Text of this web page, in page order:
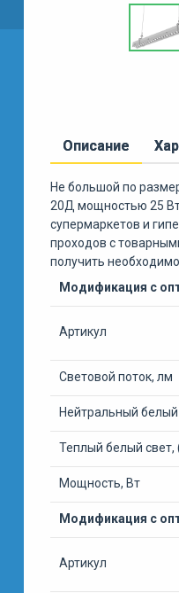
Описание
Не большой по
20Д мощностью 25
супермаркетов и
проходов с
получить
Модификация с
Артикул
Световой поток, лм
Нейтральный
Теплый белый свет,
Мощность, Вт
Модификация с
Артикул